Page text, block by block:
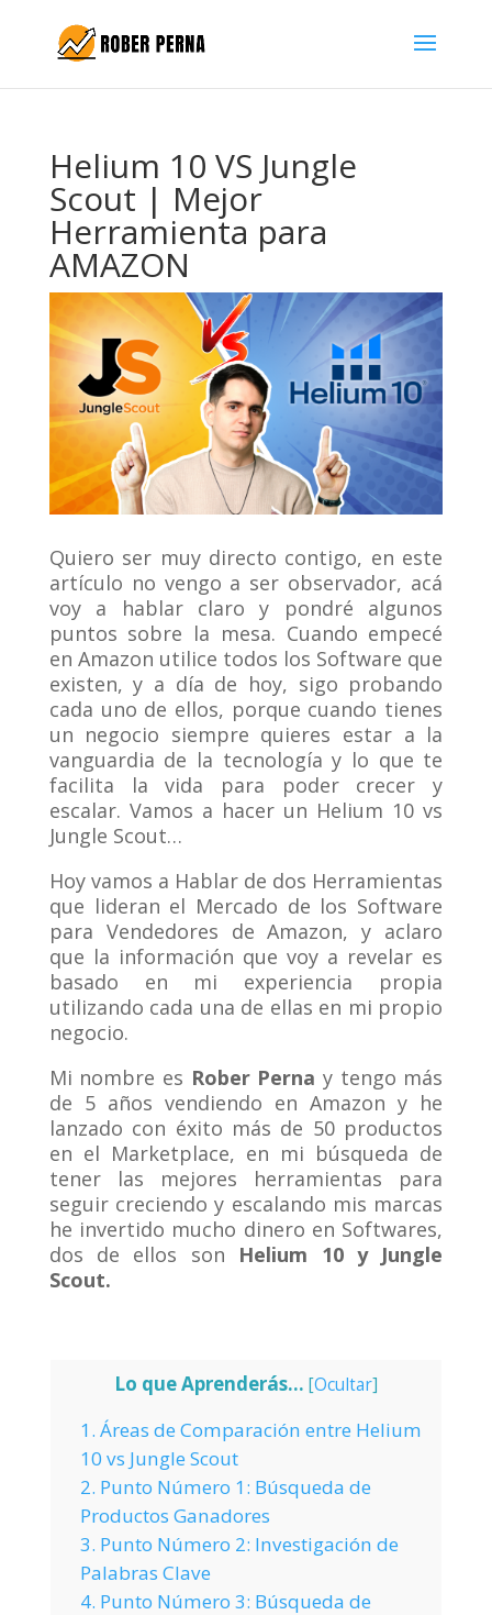
Helium 10 VS Jungle
Scout | Mejor
Herramienta para
AMAZON
Quiero ser muy directo contigo, en este
artículo no vengo a ser observador, acá
voy a hablar claro y pondré algunos
puntos sobre la mesa. Cuando empecé
en Amazon utilice todos los Software que
existen, y a día de hoy, sigo probando
cada uno de ellos, porque cuando tienes
un negocio siempre quieres estar a la
vanguardia de la tecnología y lo que te
facilita la vida para poder crecer y
escalar. Vamos a hacer un Helium 10 vs
Jungle Scout…
Hoy vamos a Hablar de dos Herramientas
que lideran el Mercado de los Software
para Vendedores de Amazon, y aclaro
que la información que voy a revelar es
basado en mi experiencia propia
utilizando cada una de ellas en mi propio
negocio.
Mi nombre es Rober Perna y tengo más
de 5 años vendiendo en Amazon y he
lanzado con éxito más de 50 productos
en el Marketplace, en mi búsqueda de
tener las mejores herramientas para
seguir creciendo y escalando mis marcas
he invertido mucho dinero en Softwares,
dos de ellos son Helium 10 y Jungle
Scout.
Lo que Aprenderás... [Ocultar]
1. Áreas de Comparación entre Helium
10 vs Jungle Scout
2. Punto Número 1: Búsqueda de
Productos Ganadores
3. Punto Número 2: Investigación de
Palabras Clave
4. Punto Número 3: Búsqueda de